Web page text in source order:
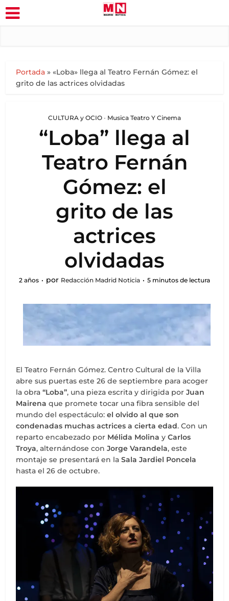
Portada »«Loba» llega al Teatro Fernán Gómez: el
grito de las actrices olvidadas
CULTURA y OCIO • Musica Teatro Y Cinema
“Loba” llega al
Teatro Fernán
Gómez: el
grito de las
actrices
olvidadas
2 años por Redacción Madrid Noticia 5 minutos de lectura
El Teatro Fernán Gómez. Centro Cultural de la Villa
abre sus puertas este 26 de septiembre para acoger
la obra“Loba”, una pieza escrita y dirigida porJuan
Mairena que promete tocar una fibra sensible del
mundo del espectáculo:el olvido al que son
condenadas muchas actrices a cierta edad. Con un
reparto encabezado por Mélida Molina yCarlos
Troya, alternándose conJorge Varandela, este
montaje se presentará en laSala Jardiel Poncela
hasta el 26 de octubre.